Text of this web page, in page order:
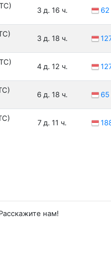
3 д. 16 ч.
3 д. 18 ч.
4 д. 12 ч.
6 д. 18 ч.
7 д. 11 ч.
нам!